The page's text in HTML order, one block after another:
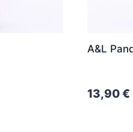
A&L
13,90€